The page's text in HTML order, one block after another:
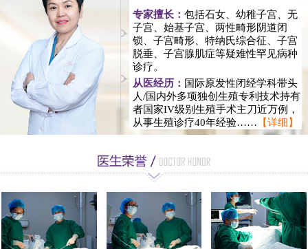
专家擅长： 包括石女、幼稚子宫、无
子宫、始基子宫、两性畸形阴道闭
锁、子宫畸形、特纳氏综合征、子宫
脱垂、子宫腺肌症等疑难性罕见病种
诊疗。
从医经历： 国际原发性闭经学科带头
人/国内外多项独创生殖专利技术持有
者国家IV级别生殖手术主刀近万例，
从事生殖诊疗40年经验…… 【详细】